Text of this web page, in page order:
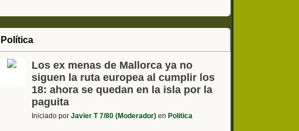
Política
Los ex menas de Mallorca ya no
siguen la ruta europea al cumplir los
18: ahora se quedan en la isla por la
paguita
Iniciado porJavier T 7/80 (Moderador) en Politica